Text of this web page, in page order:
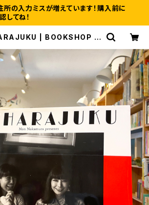
所の入力ミスが増えています！購入前に
してね！
| BOOKSHOP 本